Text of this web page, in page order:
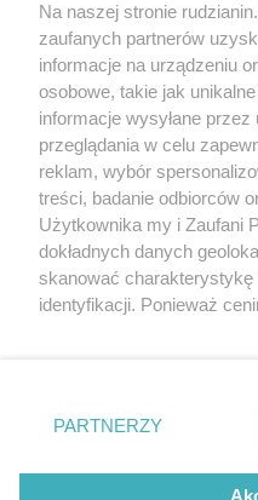
2 / 9
Dzień
Śląskich za
Wydawca mediów
Nie zapomnij
zapoznać się z:
polityką prywatności
Twojemiasto
Piekary Śląskie
Chorzów
Tarnowskie Góry
Gliwice
Na naszej stronie
zaufanych partnerów
informacje na urządzeniu
osobowe, takie jak
informacje wysyłane
przeglądania w celu
reklam, wybór
treści, badanie odbiorców
Użytkownika my i Zaufani
dokładnych danych
skanować charakterystykę
identyfikacji. Ponieważ
prywatności znajdujący
. Niektóre rodzaje
zgody użytkownika, ale
takiemu przetwarzaniu.
PARTNERZY